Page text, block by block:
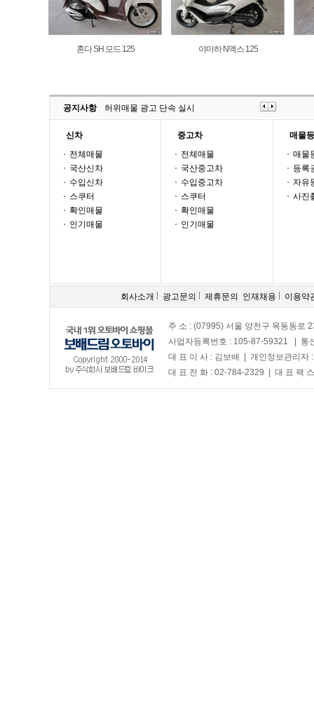
혼다 SH 모드 125 야마하 N맥스 125
공지사항 허위매물 광고 단속 실시
신차
전체매물
국산신차
수입신차
스쿠터
확인매물
인기매물
중고차
전체매물
국산중고차
수입중고차
스쿠터
확인매물
인기매물
매물
매물
등록
자유
사진
회사소개 광고문의 제휴문의 인재채용 이용약
주 소 : (07995) 서울 양천구 목동동로
사업자등록번호 : 105-87-59321 | 통
대 표 이 사 : 김보배 | 개인정보관리자
대 표 전 화 : 02-784-2329 | 대 표 팩